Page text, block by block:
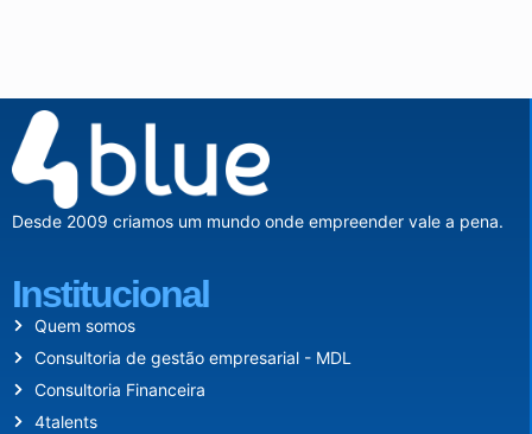
Desde 2009 criamos um mundo onde empreender vale a pena.
Institucional
Quem somos
Consultoria de gestão empresarial - MDL
Consultoria Financeira
4talents